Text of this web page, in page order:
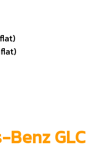
Benz GLC